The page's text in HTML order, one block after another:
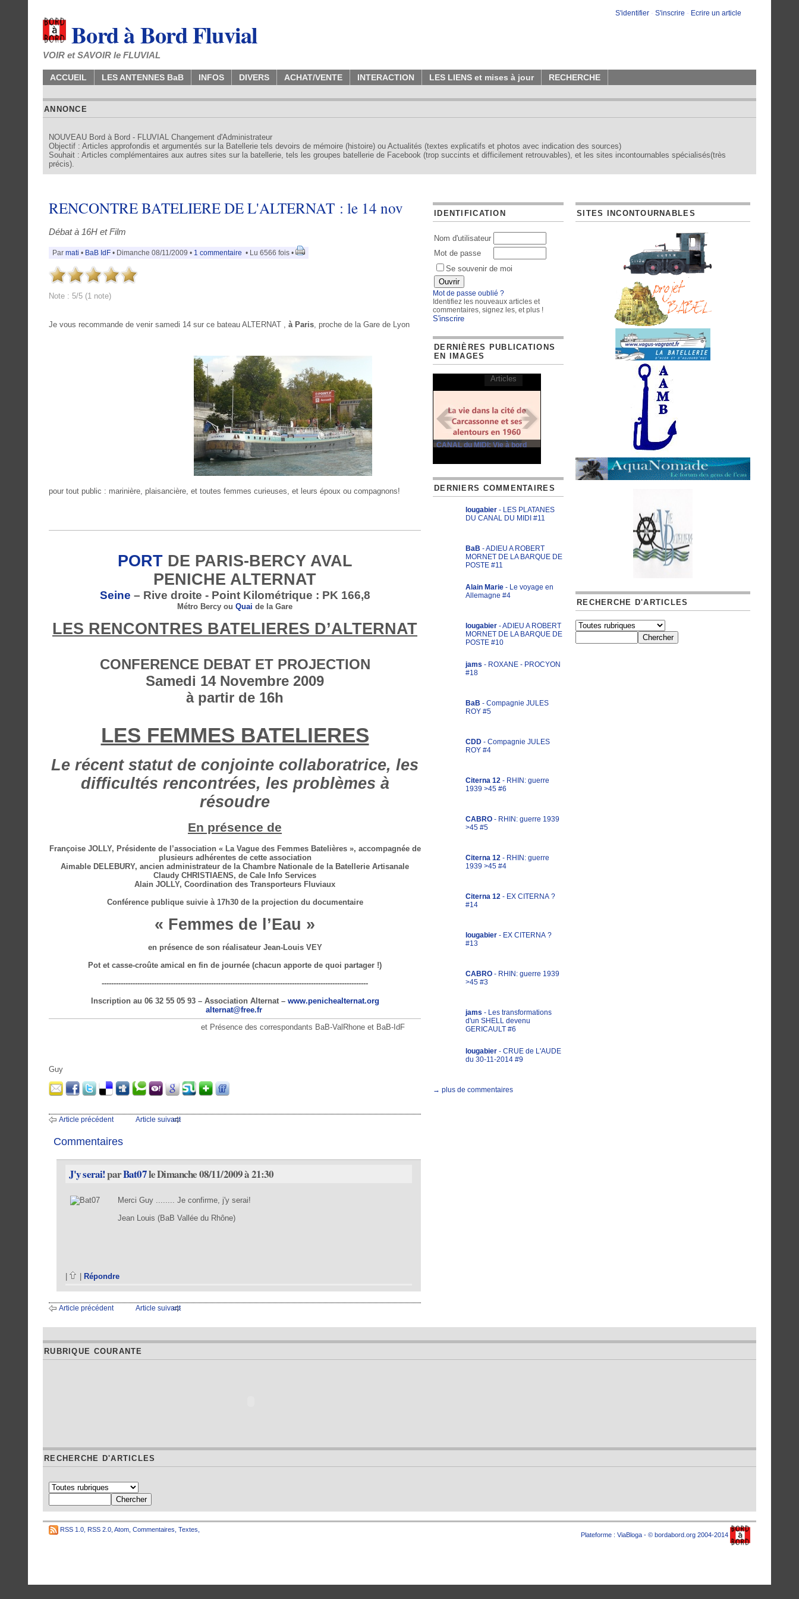
S'identifier - S'inscrire - Ecrire un article
Bord à Bord Fluvial
VOIR et SAVOIR le FLUVIAL
ACCUEIL LES ANTENNES BaB INFOS DIVERS ACHAT/VENTE INTERACTION LES LIENS et mises à jour RECHERCHE
ANNONCE
NOUVEAU Bord à Bord - FLUVIAL Changement d'Administrateur
Objectif : Articles approfondis et argumentés sur la Batellerie tels devoirs de mémoire (histoire) ou Actualités (textes explicatifs et photos avec indication des sources)
Souhait : Articles complémentaires aux autres sites sur la batellerie, tels les groupes batellerie de Facebook (trop succints et difficilement retrouvables), et les sites incontournables spécialisés(très
précis).
RENCONTRE BATELIERE DE L'ALTERNAT : le 14 nov
Débat à 16H et Film
Par mati • BaB IdF • Dimanche 08/11/2009 • 1 commentaire • Lu 6566 fois •
Note : 5/5 (1 note)
Je vous recommande de venir samedi 14 sur ce bateau ALTERNAT , à Paris, proche de la Gare de Lyon
pour tout public : marinière, plaisancière, et toutes femmes curieuses, et leurs époux ou compagnons!
PORTDE PARIS-BERCY AVAL
PENICHE ALTERNAT
Seine – Rive droite - Point Kilométrique : PK 166,8
Métro Bercy ou Quai de la Gare
LES RENCONTRES BATELIERES D’ALTERNAT
CONFERENCE DEBAT ET PROJECTION
Samedi 14 Novembre 2009
à partir de 16h
LES FEMMES BATELIERES
Le récent statut de conjointe collaboratrice, les
difficultés rencontrées, les problèmes à
résoudre
En présence de
Françoise JOLLY, Présidente de l’association « La Vague des Femmes Batelières », accompagnée de
plusieurs adhérentes de cette association
Aimable DELEBURY, ancien administrateur de la Chambre Nationale de la Batellerie Artisanale
Claudy CHRISTIAENS, de Cale Info Services
Alain JOLLY, Coordination des Transporteurs Fluviaux
Conférence publique suivie à 17h30 de la projection du documentaire
« Femmes de l’Eau »
en présence de son réalisateur Jean-Louis VEY
Pot et casse-croûte amical en fin de journée (chacun apporte de quoi partager !)
----------------------------------------------------------------------------------------------------------------
Inscription au 06 32 55 05 93 – Association Alternat – www.penichealternat.org
alternat@free.fr
et Présence des correspondants BaB-ValRhone et BaB-IdF
Guy
Article précédent Article suivant
Commentaires
J'y serai!parBat07le Dimanche 08/11/2009 à 21:30
Merci Guy ........ Je confirme, j'y serai!
Jean Louis (BaB Vallée du Rhône)
Répondre
Article précédent Article suivant
IDENTIFICATION
Nom d'utilisateur
Mot de passe
Se souvenir de moi
Mot de passe oublié ?
Identifiez les nouveaux articles et
commentaires, signez les, et plus !
S'inscrire
DERNIÈRES PUBLICATIONS
EN IMAGES
CANAL du MIDI: Vie à bord
Articles
DERNIERS COMMENTAIRES
lougabier - LES PLATANES
DU CANAL DU MIDI #11
BaB - ADIEU A ROBERT
MORNET DE LA BARQUE DE
POSTE #11
Alain Marie - Le voyage en
Allemagne #4
lougabier - ADIEU A ROBERT
MORNET DE LA BARQUE DE
POSTE #10
jams - ROXANE - PROCYON
#18
BaB - Compagnie JULES
ROY #5
CDD - Compagnie JULES
ROY #4
Citerna 12 - RHIN: guerre
1939 >45 #6
CABRO - RHIN: guerre 1939
>45 #5
Citerna 12 - RHIN: guerre
1939 >45 #4
Citerna 12 - EX CITERNA ?
#14
lougabier - EX CITERNA ?
#13
CABRO - RHIN: guerre 1939
>45 #3
jams - Les transformations
d'un SHELL devenu
GERICAULT #6
lougabier - CRUE de L'AUDE
du 30-11-2014 #9
→ plus de commentaires
SITES INCONTOURNABLES
RECHERCHE D'ARTICLES
RUBRIQUE COURANTE
RECHERCHE D'ARTICLES
RSS 1.0 RSS 2.0 Atom Commentaires Textes
Plateforme : ViaBloga - © bordabord.org 2004-2014